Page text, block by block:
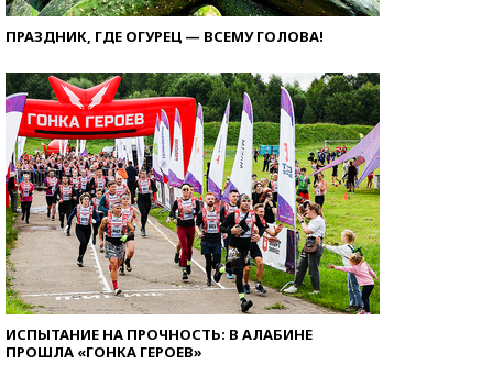
ПРАЗДНИК, ГДЕ ОГУРЕЦ — ВСЕМУ ГОЛОВА!
ИСПЫТАНИЕ НА ПРОЧНОСТЬ: В АЛАБИНЕ
ПРОШЛА «ГОНКА ГЕРОЕВ»